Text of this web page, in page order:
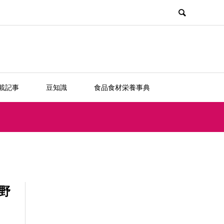
記事 豆知識 食品食材栄養事典